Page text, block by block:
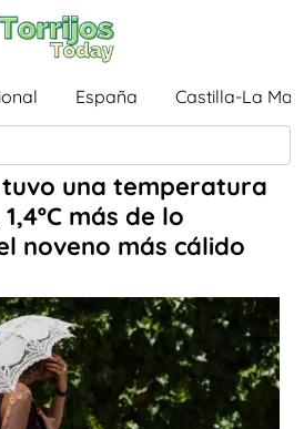
España Castilla-La
una temperatura
más de lo
noveno más cálido